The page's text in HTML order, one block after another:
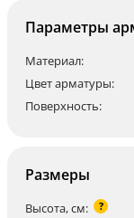
Параметры
Материал:
Цвет арматуры:
Поверхность:
Размеры
Высота, см: ?